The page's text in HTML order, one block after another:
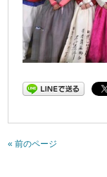
« 前のページ